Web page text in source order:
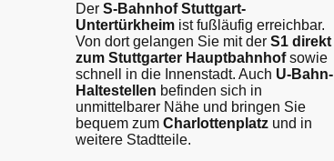
Der S-Bahnhof Stuttgart-
Untertürkheimist fußläufig erreichbar.
Von dort gelangen Sie mit der S1 direkt
zum Stuttgarter Hauptbahnhofsowie
schnell in die Innenstadt. Auch U-Bahn-
Haltestellen befinden sich in
unmittelbarer Nähe und bringen Sie
bequem zum Charlottenplatzund in
weitere Stadtteile.